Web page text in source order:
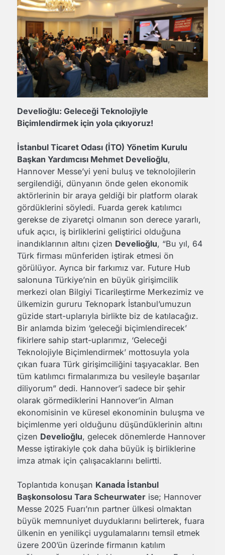
Develioğlu: Geleceği Teknolojiyle
Biçimlendirmek için yola çıkıyoruz!
İstanbul Ticaret Odası (İTO) Yönetim Kurulu
Başkan Yardımcısı Mehmet Develioğlu,
Hannover Messe’yi yeni buluş ve teknolojilerin
sergilendiği, dünyanın önde gelen ekonomik
aktörlerinin bir araya geldiği bir platform olarak
gördüklerini söyledi. Fuarda gerek katılımcı
gerekse de ziyaretçi olmanın son derece yararlı,
ufuk açıcı, iş birliklerini geliştirici olduğuna
inandıklarının altını çizen Develioğlu, “Bu yıl, 64
Türk firması münferiden iştirak etmesi ön
görülüyor. Ayrıca bir farkımız var. Future Hub
salonuna Türkiye’nin en büyük girişimcilik
merkezi olan Bilgiyi Ticarileştirme Merkezimiz ve
ülkemizin gururu Teknopark İstanbul’umuzun
güzide start-uplarıyla birlikte biz de katılacağız.
Bir anlamda bizim ‘geleceği biçimlendirecek’
fikirlere sahip start-uplarımız, ‘Geleceği
Teknolojiyle Biçimlendirmek’ mottosuyla yola
çıkan fuara Türk girişimciliğini taşıyacaklar. Ben
tüm katılımcı firmalarımıza bu vesileyle başarılar
diliyorum” dedi. Hannover’i sadece bir şehir
olarak görmediklerini Hannover’in Alman
ekonomisinin ve küresel ekonominin buluşma ve
biçimlenme yeri olduğunu düşündüklerinin altını
çizen Develioğlu, gelecek dönemlerde Hannover
Messe iştirakiyle çok daha büyük iş birliklerine
imza atmak için çalışacaklarını belirtti.
Toplantıda konuşan Kanada İstanbul
Başkonsolosu Tara Scheurwater ise; Hannover
Messe 2025 Fuarı’nın partner ülkesi olmaktan
büyük memnuniyet duyduklarını belirterek, fuara
ülkenin en yenilikçi uygulamalarını temsil etmek
üzere 200’ün üzerinde firmanın katılım